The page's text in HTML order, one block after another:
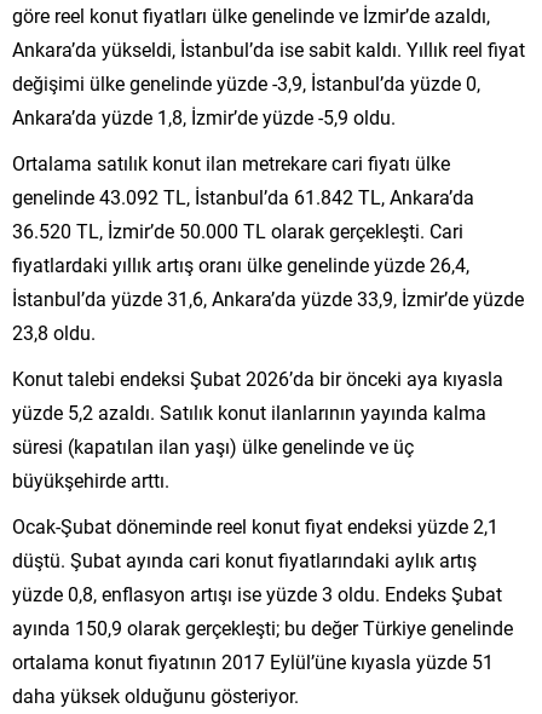
göre reel konut fiyatları ülke genelinde ve İzmir’de azaldı,
Ankara’da yükseldi, İstanbul’da ise sabit kaldı. Yıllık reel fiyat
değişimi ülke genelinde yüzde -3,9, İstanbul’da yüzde 0,
Ankara’da yüzde 1,8, İzmir’de yüzde -5,9 oldu.
Ortalama satılık konut ilan metrekare cari fiyatı ülke
genelinde 43.092 TL, İstanbul’da 61.842 TL, Ankara’da
36.520 TL, İzmir’de 50.000 TL olarak gerçekleşti. Cari
fiyatlardaki yıllık artış oranı ülke genelinde yüzde 26,4,
İstanbul’da yüzde 31,6, Ankara’da yüzde 33,9, İzmir’de yüzde
23,8 oldu.
Konut talebi endeksi Şubat 2026’da bir önceki aya kıyasla
yüzde 5,2 azaldı. Satılık konut ilanlarının yayında kalma
süresi (kapatılan ilan yaşı) ülke genelinde ve üç
büyükşehirde arttı.
Ocak-Şubat döneminde reel konut fiyat endeksi yüzde 2,1
düştü. Şubat ayında cari konut fiyatlarındaki aylık artış
yüzde 0,8, enflasyon artışı ise yüzde 3 oldu. Endeks Şubat
ayında 150,9 olarak gerçekleşti; bu değer Türkiye genelinde
ortalama konut fiyatının 2017 Eylül’üne kıyasla yüzde 51
daha yüksek olduğunu gösteriyor.